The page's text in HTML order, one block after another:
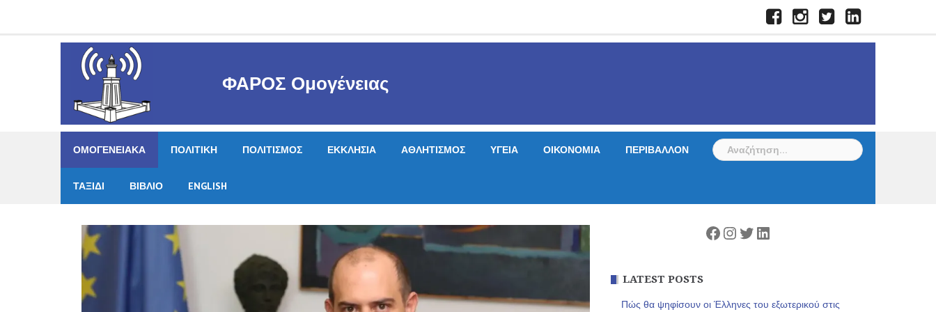
FacebookInstagramTwitterLinkedIn
ΦΑΡΟΣ Ομογένειας
ΟΜΟΓΕΝΕΙΑΚΑ ΠΟΛΙΤΙΚΗ ΠΟΛΙΤΙΣΜΟΣ ΕΚΚΛΗΣΙΑ ΑΘΛΗΤΙΣΜΟΣ ΥΓΕΙΑ ΟΙΚΟΝΟΜΙΑ ΠΕΡΙΒΑΛΛΟΝ
ΤΑΞΙΔΙ ΒΙΒΛΙΟ ENGLISH
Αναζήτηση
για:
Facebook
Instagram
Twitter
Linkedin
LATEST POSTS
Πώς θα ψηφίσουν οι Έλληνες του εξωτερικού στις